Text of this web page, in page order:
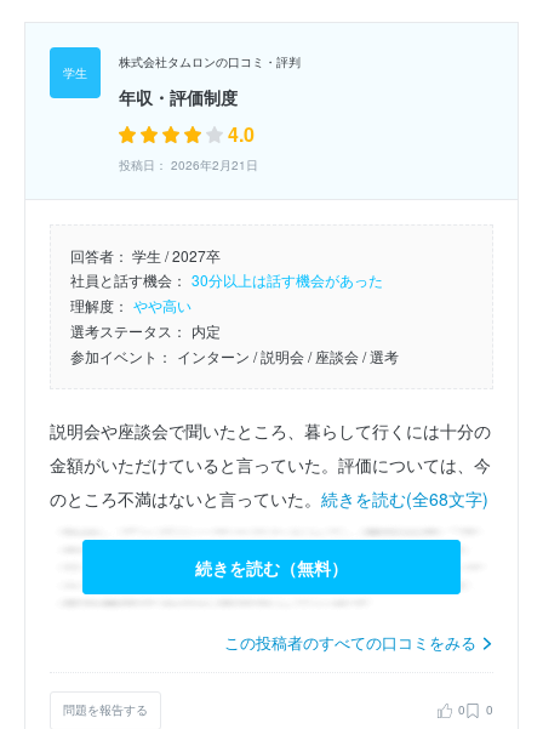
株式会社タムロンの口コミ・評判
年収・評価制度
4.0
投稿日： 2026年2月21日
回答者： 学生 / 2027卒
社員と話す機会： 30分以上は話す機会があった
理解度： やや高い
選考ステータス： 内定
参加イベント： インターン / 説明会/ 座談会/ 選考
説明会や座談会で聞いたところ、暮らして行くには十分の
金額がいただけていると言っていた。評価については、今
のところ不満はないと言っていた。 続きを読む(全68文字)
続きを読む（無料）
この投稿者のすべての口コミをみる
問題を報告する 0 0